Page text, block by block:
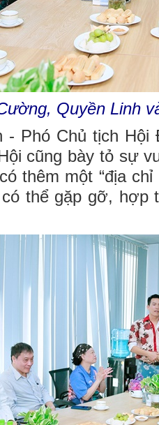
Quyền Linh
- Phó Chủ tịch Hội
cũng bày tỏ sự
thêm một “địa
thể gặp gỡ, hợp